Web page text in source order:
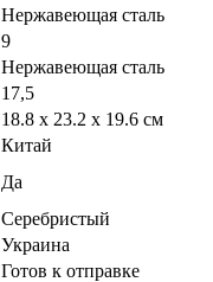
Нержавеющая сталь
9
Нержавеющая сталь
17,5
18.8 х 23.2 х 19.6 см
Китай
Да
Серебристый
Украина
Готов к отправке